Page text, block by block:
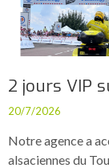
2 jours VIP
20/7/2026
Notre agence a
alsaciennes du